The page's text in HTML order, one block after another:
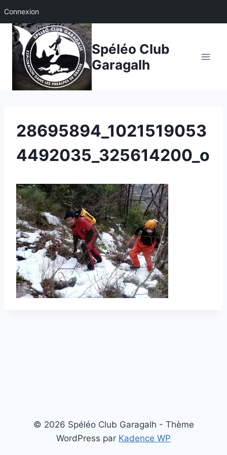
Connexion
Aller
contenu
Spéléo Club
Garagalh
28695894_1021519053
4492035_325614200_o
© 2026 Spéléo Club Garagalh - Thème
WordPress par Kadence WP